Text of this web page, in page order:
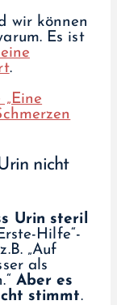
wir können
Es ist
.
nicht
Urin steril
Hilfe“-
„Auf
als
Aber es
stimmt.